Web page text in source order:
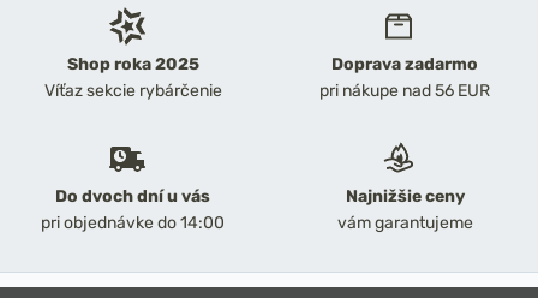
Shop roka 2025
Víťaz sekcie rybárčenie
Doprava zadarmo
pri nákupe nad 56 EUR
Do dvoch dní u vás
pri objednávke do 14:00
Najnižšie ceny
vám garantujeme